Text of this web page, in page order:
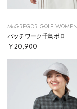
McGREGOR GOLF
パッチワーク千鳥ポロ
￥20,900